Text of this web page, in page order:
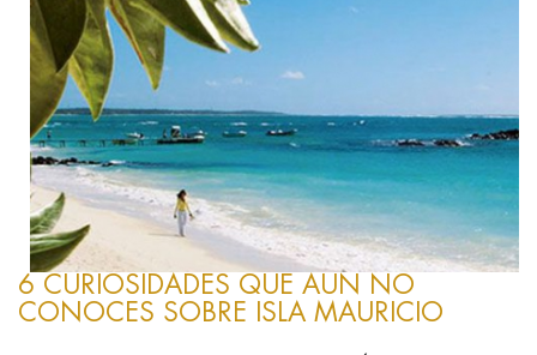
6 CURIOSIDADES QUE AUN NO
CONOCES SOBRE ISLA MAURICIO